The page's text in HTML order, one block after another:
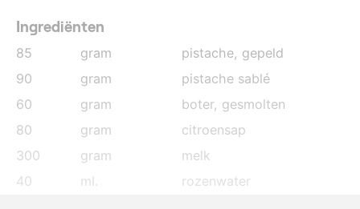
Ingrediënten
85 gram pistache, gepeld
90
gram
pistache sablé
60
gram boter, gesmolten
80
gram
citroensap
300
gram
melk
40
ml.
rozenwater